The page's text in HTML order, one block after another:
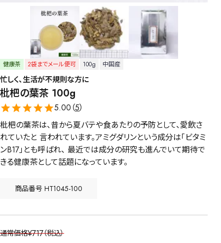
健康茶 2袋までメール便可 100g 中国産
忙しく、生活が不規則な方に
枇杷の葉茶 100g
5.00（5）
枇杷の葉茶は、昔から夏バテや食あたりの予防として、愛飲さ
れていたと 言われています。アミグダリンという成分は「ビタミ
ンB17」とも呼ばれ、 最近では成分の研究も進んでいて期待で
きる健康茶として話題になっています。
商品番号 HT1045-100
通常価格¥717 税込